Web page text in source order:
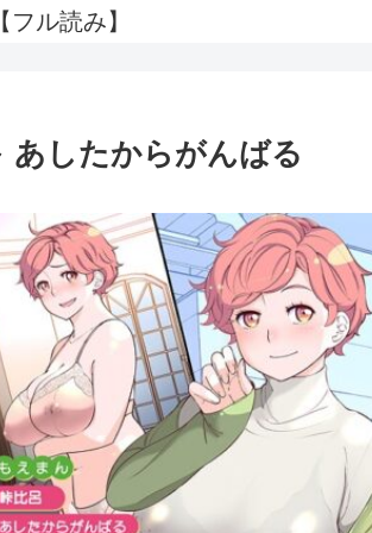
【フル読み】
あしたからがんばる